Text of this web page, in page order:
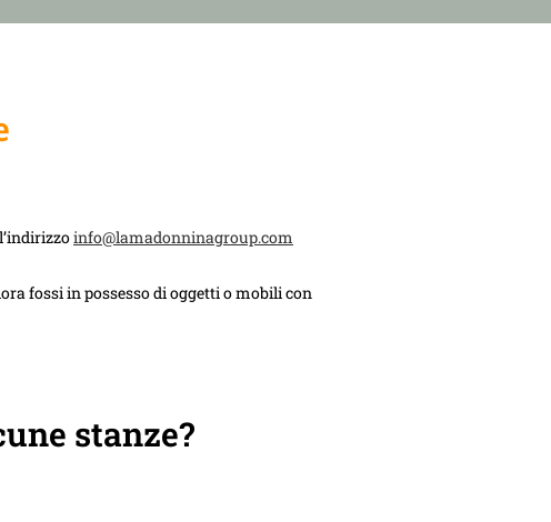
info@lamadonninagroup.com
fossi in possesso di oggetti o mobili con
stanze?